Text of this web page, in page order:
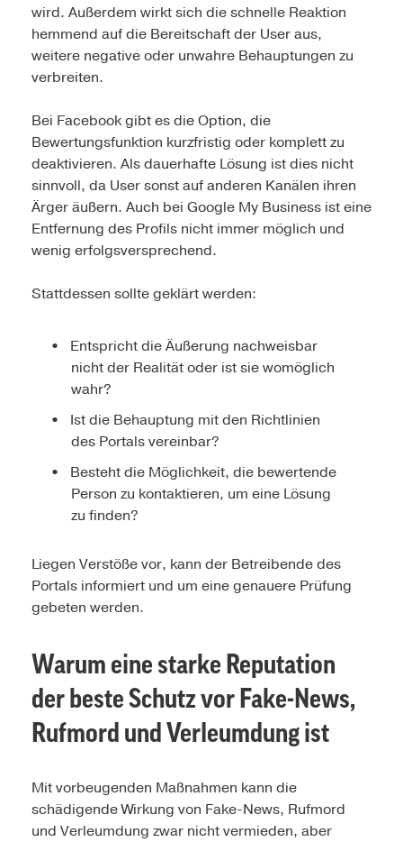
wird. Außerdem wirkt sich die schnelle Reaktion
hemmend auf die Bereitschaft der User aus,
weitere negative oder unwahre Behauptungen zu
verbreiten.
Bei Facebook gibt es die Option, die
Bewertungsfunktion kurzfristig oder komplett zu
deaktivieren. Als dauerhafte Lösung ist dies nicht
sinnvoll, da User sonst auf anderen Kanälen ihren
Ärger äußern. Auch bei Google My Business ist eine
Entfernung des Profils nicht immer möglich und
wenig erfolgsversprechend.
Stattdessen sollte geklärt werden:
Entspricht die Äußerung nachweisbar
nicht der Realität oder ist sie womöglich
wahr?
Ist die Behauptung mit den Richtlinien
des Portals vereinbar?
Besteht die Möglichkeit, die bewertende
Person zu kontaktieren, um eine Lösung
zu finden?
Liegen Verstöße vor, kann der Betreibende des
Portals informiert und um eine genauere Prüfung
gebeten werden.
Warum eine starke Reputation
der beste Schutz vor Fake-News,
Rufmord und Verleumdung ist
Mit vorbeugenden Maßnahmen kann die
schädigende Wirkung von Fake-News, Rufmord
und Verleumdung zwar nicht vermieden, aber